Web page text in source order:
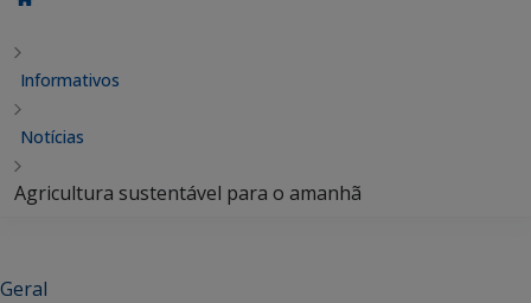
Informativos
Notícias
Agricultura sustentável para o amanhã
Geral